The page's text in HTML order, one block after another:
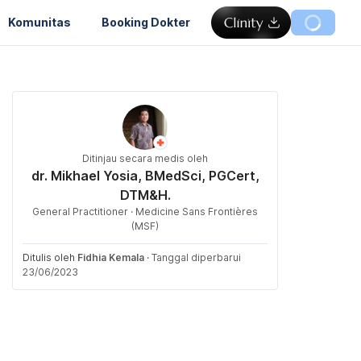
Komunitas Booking Dokter
Ditinjau secara medis oleh
dr. Mikhael Yosia, BMedSci, PGCert,
DTM&H.
General Practitioner · Medicine Sans Frontières
(MSF)
Ditulis oleh Fidhia Kemala · Tanggal diperbarui
23/06/2023